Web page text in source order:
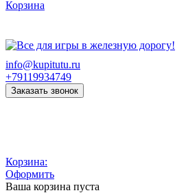
Корзина
info@kupitutu.ru
+79119934749
Заказать звонок
Корзина:
Оформить
Ваша корзина пуста